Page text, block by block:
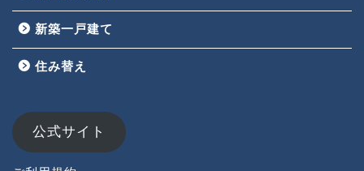
新築一戸建て
住み替え
公式サイト